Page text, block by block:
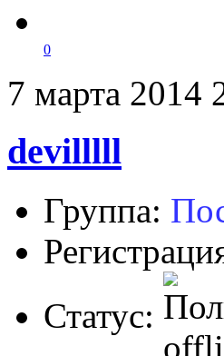
0
7 марта 2014
devilllll
Группа:
Статус: